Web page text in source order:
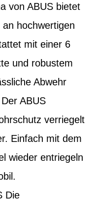
von ABUS bietet
hochwertigen
mit einer 6
und robustem
Abwehr
ABUS
verriegelt
Einfach mit dem
wieder entriegeln
Die